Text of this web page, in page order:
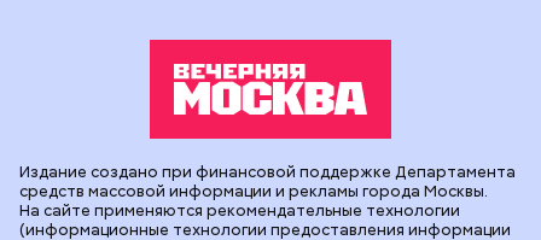
Издание создано при финансовой поддержке Департамента
средств массовой информации и рекламы города Москвы.
На сайте применяются рекомендательные технологии
(информационные технологии предоставления информации